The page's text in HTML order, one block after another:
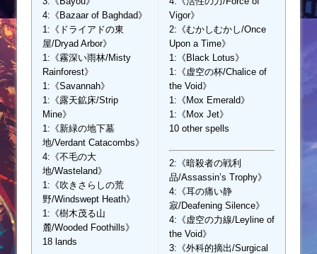
4:《Bazaar of Baghdad》
1:《ドライアドの東
屋/Dryad Arbor》
1:《霧深い雨林/Misty
Rainforest》
1:《Savannah》
1:《露天鉱床/Strip
Mine》
1:《新緑の地下墓
地/Verdant Catacombs》
4:《不毛の大
地/Wasteland》
1:《吹きさらしの荒
野/Windswept Heath》
1:《樹木茂る山
麓/Wooded Foothills》
18 lands
Vigor》
2:《むかしむかし/Once
Upon a Time》
1:《Black Lotus》
1:《虚空の杯/Chalice of
the Void》
1:《Mox Emerald》
1:《Mox Jet》
10 other spells
2:《暗殺者の戦利
品/Assassin’s Trophy》
4:《耳の痛い静
寂/Deafening Silence》
4:《虚空の力線/Leyline of
the Void》
3:《外科的摘出/Surgical